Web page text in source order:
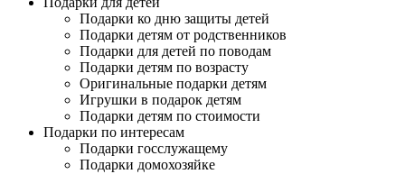
Подарки ко дню защиты детей
Подарки детям от родственников
Подарки для детей по поводам
Подарки детям по возрасту
Оригинальные подарки детям
Игрушки в подарок детям
Подарки детям по стоимости
Подарки по интересам
Подарки госслужащему
Подарки домохозяйке